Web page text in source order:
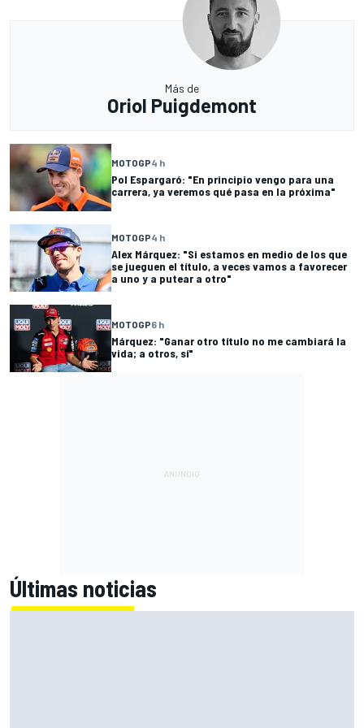
Más de
Oriol Puigdemont
MOTOGP4 h
Pol Espargaró: "En principio vengo para una
carrera, ya veremos qué pasa en la próxima"
MOTOGP4 h
Alex Márquez: "Si estamos en medio de los que
se jueguen el título, a veces vamos a favorecer
a uno y a putear a otro"
MOTOGP6 h
Márquez: "Ganar otro título no me cambiará la
vida; a otros, sí"
Últimas noticias